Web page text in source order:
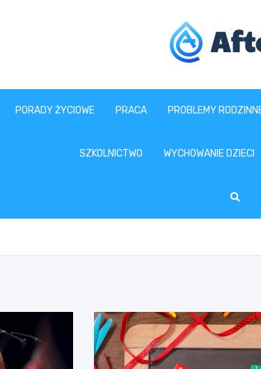
PORADY ŻYCIOWE PRACA PROBLEMY
SZKOLNICTWO WYCHOWANIE DZIECI